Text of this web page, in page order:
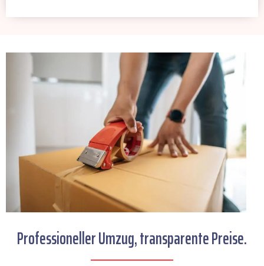
Professioneller Umzug, transparente Preise.